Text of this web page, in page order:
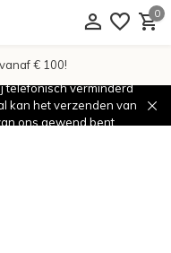
0
€ 100!
telefonisch verminderd
kan het verzenden van
ons gewend bent.